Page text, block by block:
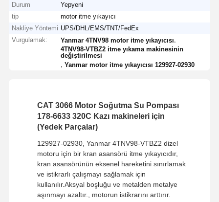
Durum
Yepyeni
tip
motor itme yıkayıcı
Nakliye Yöntemi UPS/DHL/EMS/TNT/FedEx
Vurgulamak:
Yanmar 4TNV98 motor itme yıkayıcısı
4TNV98-VTBZ2 itme yıkama makinesinin
değiştirilmesi
,Yanmar motor itme yıkayıcısı 129927-02930
CAT 3066 Motor Soğutma Su Pompası
178-6633 320C Kazı makineleri için
(Yedek Parçalar)
129927-02930, Yanmar 4TNV98-VTBZ2 dizel
motoru için bir kran asansörü itme yıkayıcıdır,
kran asansörünün eksenel hareketini sınırlamak
ve istikrarlı çalışmayı sağlamak için
kullanılır.Aksyal boşluğu ve metalden metalye
aşınmayı azaltır., motorun istikrarını arttırır.